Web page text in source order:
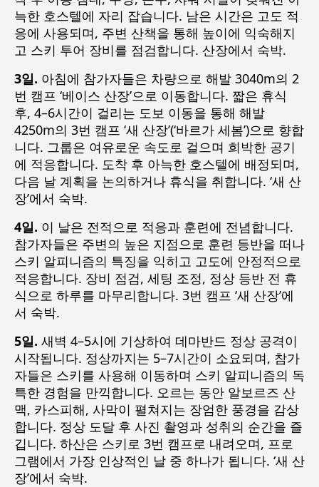
늑한 호스텔에 자리 잡습니다. 남은 시간은 고도 적
응에 사용되며, 주변 산책을 통해 높이에 익숙해지
고 스키 투어 장비를 점검합니다. 산장에서 숙박.
3일. 아침에 참가자들은 차량으로 해발 3040m의 2
번 캠프 ‘베이스 산장’으로 이동합니다. 짧은 휴식
후, 4–6시간이 걸리는 도보 이동을 통해 해발
4250m의 3번 캠프 ‘새 산장’(‘바르가 세봄’)으로 향합
니다. 그룹은 여유로운 속도로 걸으며 희박한 공기
에 적응합니다. 도착 후 아늑한 호스텔에 배정되며,
다음 날 계획을 논의하거나 휴식을 취합니다. ‘새 산
장’에서 숙박.
4일. 이 날은 전적으로 적응과 훈련에 전념합니다.
참가자들은 주변의 높은 지점으로 훈련 등반을 떠나
스키 알피니즘의 특징을 익히고 고도에 안정적으로
적응합니다. 장비 점검, 세팅 조정, 정상 등반 전 휴
식으로 하루를 마무리합니다. 3번 캠프 ‘새 산장’에
서 숙박.
5일. 새벽 4–5시에 기상하여 데마반드 정상 공격이
시작됩니다. 정상까지는 5–7시간이 소요되며, 참가
자들은 스키를 사용해 이동하며 스키 알피니즘의 독
특한 경험을 만끽합니다. 오르는 동안 알보르즈 산
맥, 카스피해, 사막이 펼쳐지는 장엄한 풍경을 감상
합니다. 정상 도달 후 사진 촬영과 성취의 순간을 즐
깁니다. 하산은 스키로 3번 캠프로 내려오며, 프로
그램에서 가장 인상적인 날 중 하나가 됩니다. ‘새 산
장’에서 숙박.